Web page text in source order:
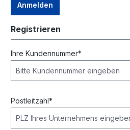
Anmelden
Registrieren
Ihre Kundennummer*
Postleitzahl*